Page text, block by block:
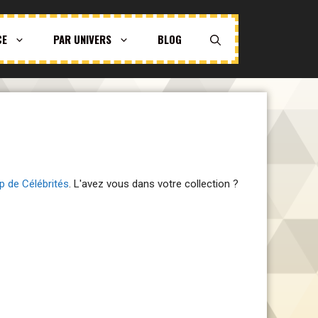
PAR UNIVERS BLOG
de Célébrités. L'avez vous dans votre collection ?